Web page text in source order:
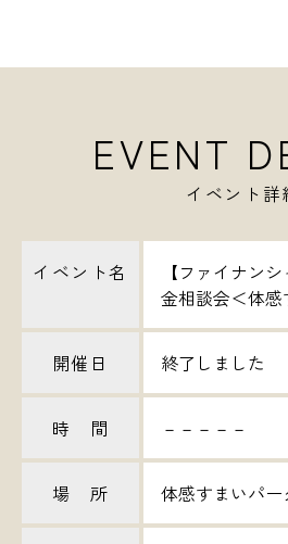
EVENT
イベント詳
イベント名
【ファイナン
金相談会＜体
開催日 終了しました
時 間 －－－－－
場 所 体感すまいパー